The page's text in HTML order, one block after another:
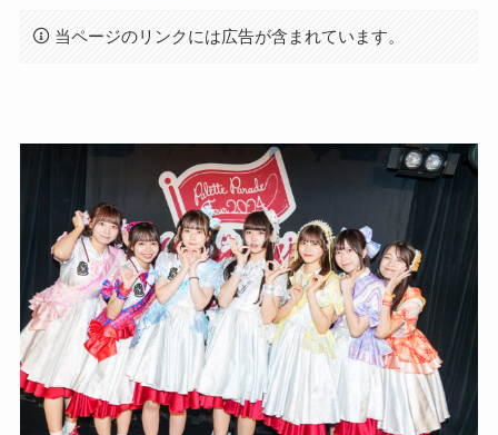
当ページのリンクには広告が含まれています。